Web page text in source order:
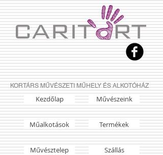
Kezdőlap Művészeink
Műalkotások Termékek
Művésztelep Szállás
KORTÁRS MŰVÉSZETI MŰHELY ÉS ALKOTÓHÁZ